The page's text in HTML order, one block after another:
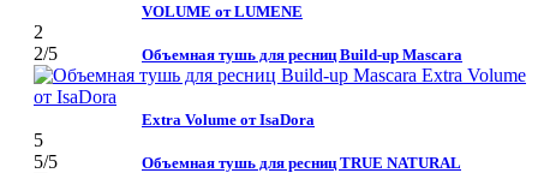
VOLUME от LUMENE
2
2/5 Объемная тушь для ресниц Build-up Mascara
Extra Volume от IsaDora
5
5/5 Объемная тушь для ресниц TRUE NATURAL